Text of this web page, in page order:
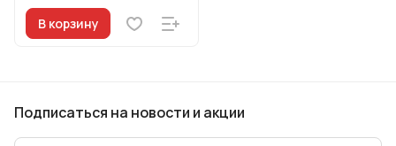
В корзину
Подписаться на новости и акции